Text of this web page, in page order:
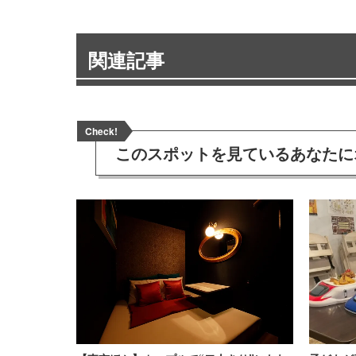
関連記事
Check!
このスポットを見ているあなた